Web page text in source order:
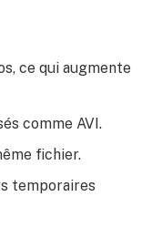
ce qui augmente
comme AVI.
fichier.
temporaires